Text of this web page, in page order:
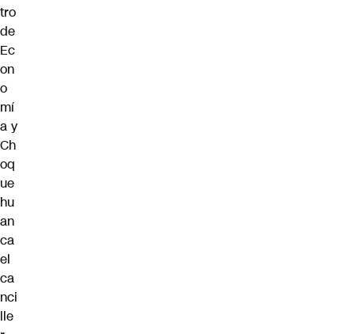
tro
de
Ec
on
o
mí
a y
Ch
oq
ue
hu
an
ca
el
ca
nci
lle